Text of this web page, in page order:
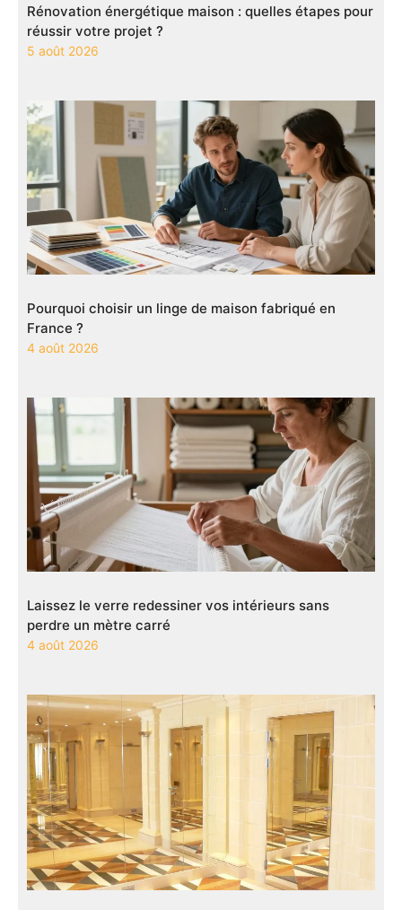
Rénovation énergétique maison : quelles étapes pour
réussir votre projet ?
5 août 2026
Pourquoi choisir un linge de maison fabriqué en
France ?
4 août 2026
Laissez le verre redessiner vos intérieurs sans
perdre un mètre carré
4 août 2026